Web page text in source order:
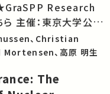
共
・講
アをお…
、Christian
、高原 明生